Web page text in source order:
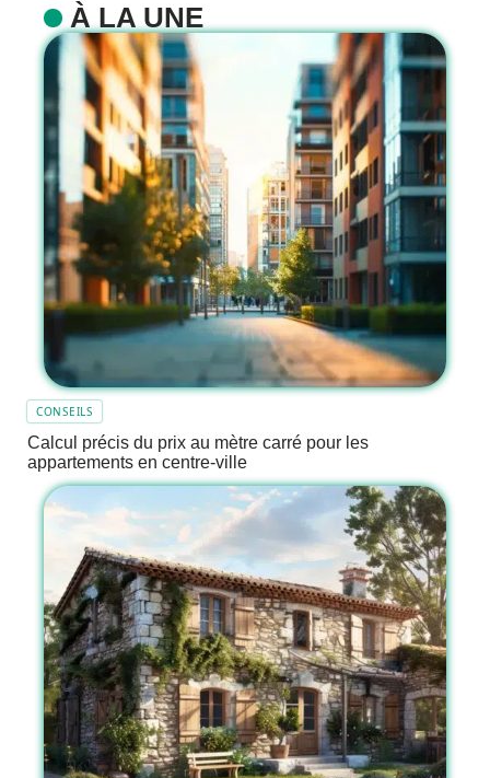
À LA UNE
CONSEILS
Calcul précis du prix au mètre carré pour les
appartements en centre-ville